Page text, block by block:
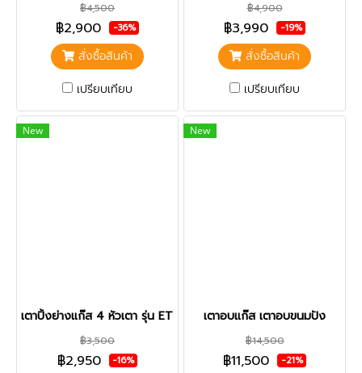
฿4,500
฿2,900 -36%
สั่งซื้อสินค้า
เปรียบเทียบ
฿4,900
฿3,990 -19%
สั่งซื้อสินค้า
เปรียบเทียบ
New
เตาปิ้งย่างแก๊ส 4 หัวเตา รุ่น ET-K222
฿3,500
฿2,950 -16%
New
เตาอบแก๊ส เตาอบขนมปัง
฿14,500
฿11,500 -21%